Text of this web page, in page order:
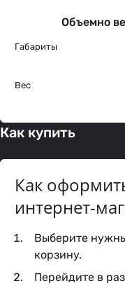
Объемно
Габариты
Вес
Как купить
Как
интернет-
Выберите
корзину.
Перейдите в